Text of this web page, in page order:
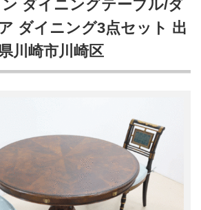
ダイニングテーブル/ダ
ダイニング3点セット 出
川崎市川崎区